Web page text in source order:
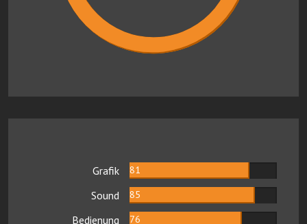
Grafik 81
Sound 85
Bedienung 76